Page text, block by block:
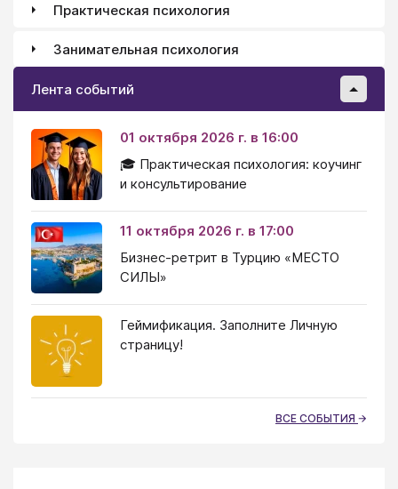
Практическая психология
Занимательная психология
Лента событий
01 октября 2026 г. в 16:00
🎓 Практическая психология: коучинг
и консультирование
11 октября 2026 г. в 17:00
Бизнес-ретрит в Турцию «МЕСТО
СИЛЫ»
Геймификация. Заполните Личную
страницу!
ВСЕ СОБЫТИЯ